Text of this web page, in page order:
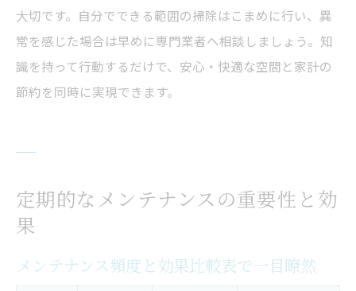
大切です。自分でできる範囲の掃除はこまめに行い、異
常を感じた場合は早めに専門業者へ相談しましょう。知
識を持って行動するだけで、安心・快適な空間と家計の
節約を同時に実現できます。
定期的なメンテナンスの重要性と効
果
メンテナンス頻度と効果比較表で一目瞭然